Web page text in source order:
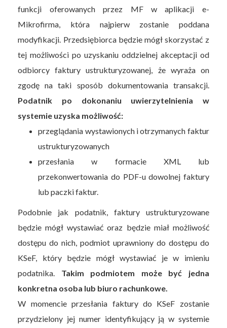
funkcji oferowanych przez MF w aplikacji e-
Mikrofirma, która najpierw zostanie poddana
modyfikacji. Przedsiębiorca będzie mógł skorzystać z
tej możliwości po uzyskaniu oddzielnej akceptacji od
odbiorcy faktury ustrukturyzowanej, że wyraża on
zgodę na taki sposób dokumentowania transakcji.
Podatnik po dokonaniu uwierzytelnienia w
systemie uzyska możliwość:
przeglądania wystawionych i otrzymanych faktur
ustrukturyzowanych
przesłania w formacie XML lub
przekonwertowania do PDF-u dowolnej faktury
lub paczki faktur.
Podobnie jak podatnik, faktury ustrukturyzowane
będzie mógł wystawiać oraz będzie miał możliwość
dostępu do nich, podmiot uprawniony do dostępu do
KSeF, który będzie mógł wystawiać je w imieniu
podatnika. Takim podmiotem może być jedna
konkretna osoba lub biuro rachunkowe.
W momencie przesłania faktury do KSeF zostanie
przydzielony jej numer identyfikujący ją w systemie